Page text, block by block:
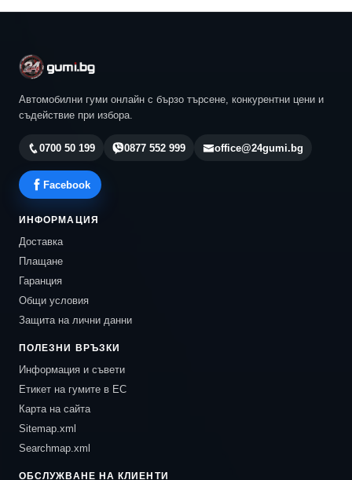
Автомобилни гуми онлайн с бързо търсене, конкурентни цени и
съдействие при избора.
0700 50 199 0877 552 999 office@24gumi.bg
Facebook
ИНФОРМАЦИЯ
Доставка
Плащане
Гаранция
Общи условия
Защита на лични данни
ПОЛЕЗНИ ВРЪЗКИ
Информация и съвети
Етикет на гумите в ЕС
Карта на сайта
Sitemap.xml
Searchmap.xml
ОБСЛУЖВАНЕ НА КЛИЕНТИ